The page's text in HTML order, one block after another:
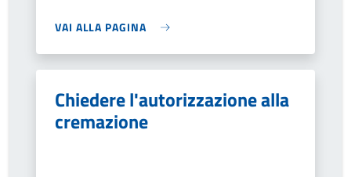
VAI ALLA PAGINA
Chiedere l'autorizzazione alla
cremazione